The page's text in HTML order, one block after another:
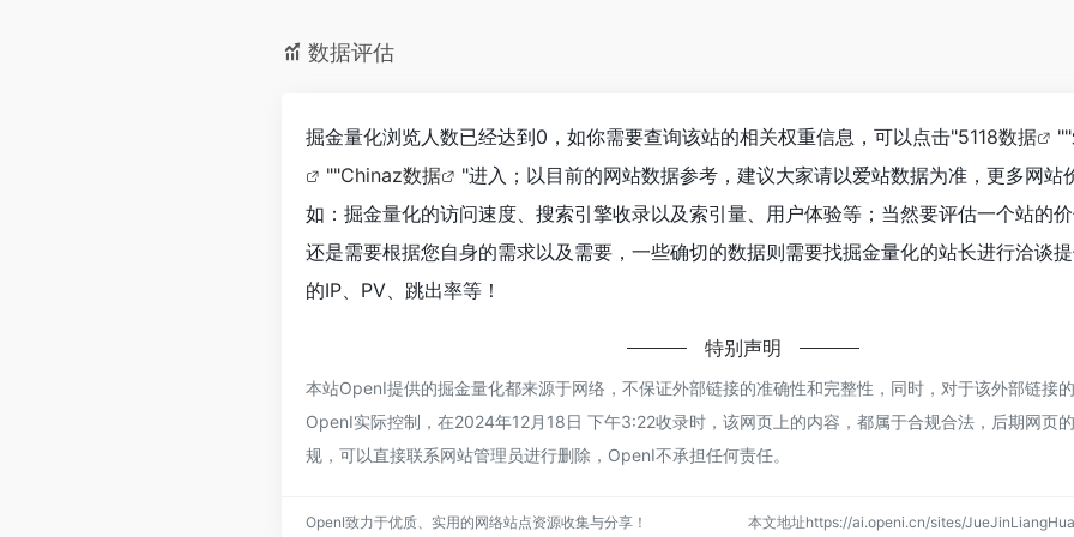
数据评估
掘金量化浏览人数已经达到0，如你需要查询该站的相关权重信息，可以点击"5118数据 ""
""Chinaz数据
"进入；以目前的网站数据参考，建议大家请以爱站数据为准，更多网站
如：掘金量化的访问速度、搜索引擎收录以及索引量、用户体验等；当然要评估一个站的
还是需要根据您自身的需求以及需要，一些确切的数据则需要找掘金量化的站长进行洽谈
的IP、PV、跳出率等！
特别声明
本站OpenI提供的掘金量化都来源于网络，不保证外部链接的准确性和完整性，同时，对于该外部链接
OpenI实际控制，在2024年12月18日 下午3:22收录时，该网页上的内容，都属于合规合法，后期网页
规，可以直接联系网站管理员进行删除，OpenI不承担任何责任。
OpenI致力于优质、实用的网络站点资源收集与分享！ 本文地址https://ai.openi.cn/sites/